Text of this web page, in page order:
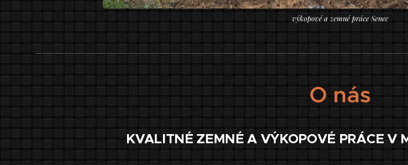
výkopové a zemné práce Senec
O nás
KVALITNÉ ZEMNÉ A VÝKOPOVÉ PRÁCE V